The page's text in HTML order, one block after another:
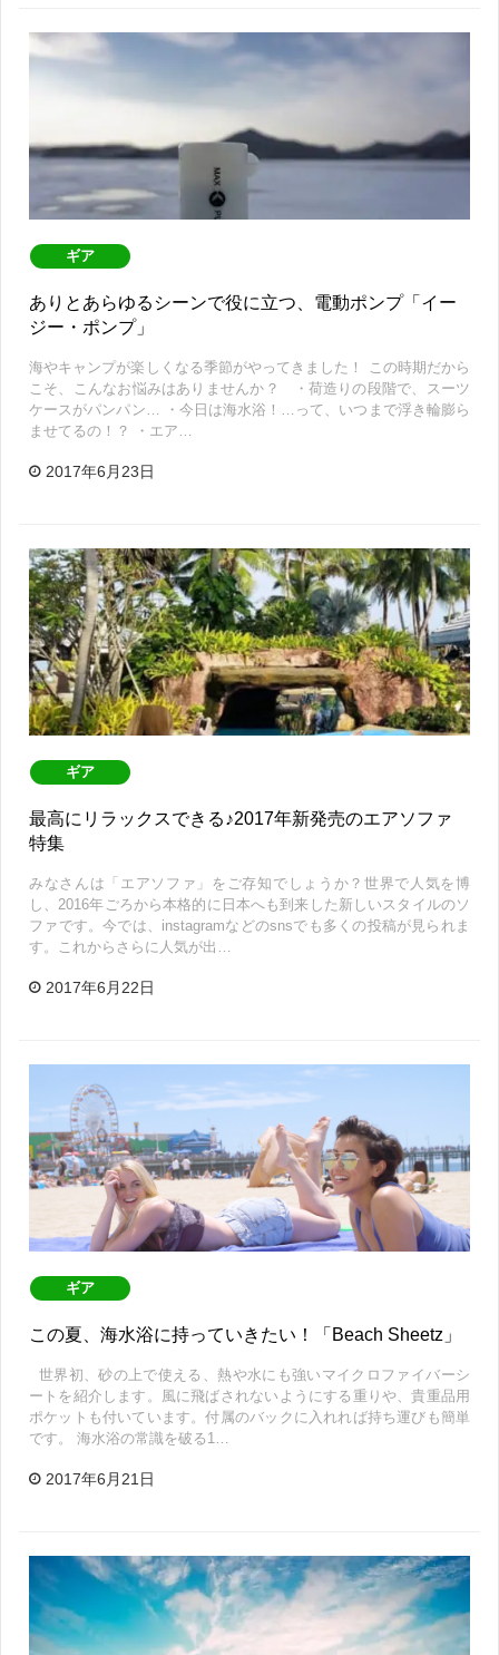
ギア
ありとあらゆるシーンで役に立つ、電動ポンプ「イー
ジー・ポンプ」
海やキャンプが楽しくなる季節がやってきました！ この時期だから
こそ、こんなお悩みはありませんか？ ・荷造りの段階で、スーツ
ケースがパンパン… ・今日は海水浴！…って、いつまで浮き輪膨ら
ませてるの！？ ・エア…
2017年6月23日
ギア
最高にリラックスできる♪2017年新発売のエアソファ
特集
みなさんは「エアソファ」をご存知でしょうか？世界で人気を博
し、2016年ごろから本格的に日本へも到来した新しいスタイルのソ
ファです。今では、instagramなどのsnsでも多くの投稿が見られま
す。これからさらに人気が出…
2017年6月22日
ギア
この夏、海水浴に持っていきたい！「Beach Sheetz」
世界初、砂の上で使える、熱や水にも強いマイクロファイバーシ
ートを紹介します。風に飛ばされないようにする重りや、貴重品用
ポケットも付いています。付属のバックに入れれば持ち運びも簡単
です。 海水浴の常識を破る1…
2017年6月21日